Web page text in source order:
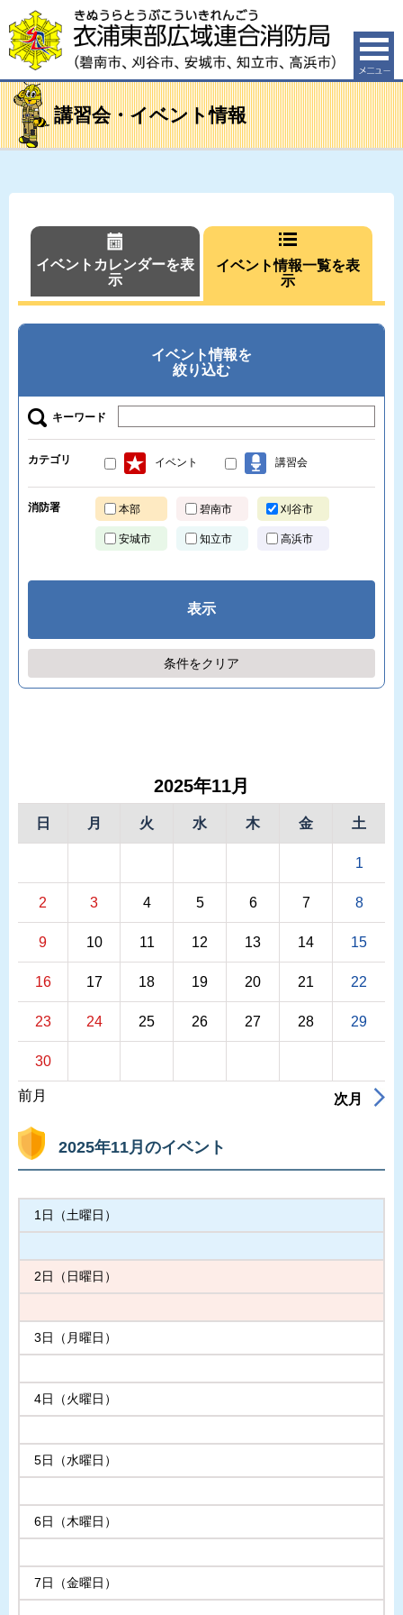
衣浦東部広域連合消防局（碧南市、刈谷市、安城市、知
立市、高浜市）
講習会・イベント情報
イベントカレンダーを表
示
イベント情報一覧を表
示
イベント情報を
絞り込む
キーワード
カテゴリ イベント 講習会
消防署 本部 碧南市 刈谷市
安城市 知立市 高浜市
条件をクリア
2025年11月
日 月 火 水 木 金 土
1
2 3 4 5 6 7 8
9 10 11 12 13 14 15
16 17 18 19 20 21 22
23 24 25 26 27 28 29
30
前月 次月
2025年11月のイベント
1日（土曜日）
2日（日曜日）
3日（月曜日）
4日（火曜日）
5日（水曜日）
6日（木曜日）
7日（金曜日）